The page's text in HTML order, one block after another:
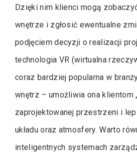
Dzięki nim klienci mogą
wnętrze i zgłosić ewentualne
podjęciem decyzji o realizacji
technologia VR (wirtualna
coraz bardziej popularna w
wnętrz – umożliwia ona klientom
zaprojektowanej przestrzeni i
układu oraz atmosfery. Warto
inteligentnych systemach